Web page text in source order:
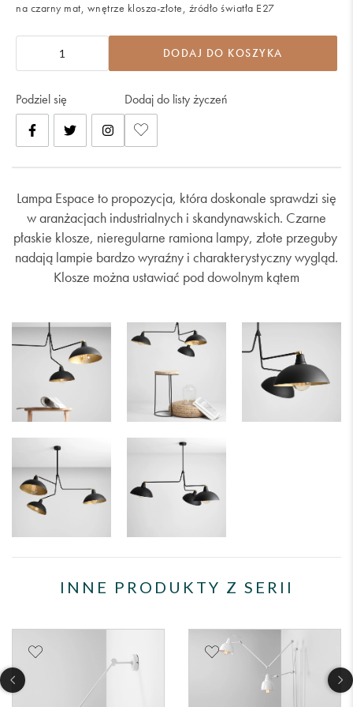
na czarny mat, wnętrze klosza-złote, źródło światła E27
DODAJ DO KOSZYKA
Podziel się Dodaj do listy życzeń
Lampa Espace to propozycja, która doskonale sprawdzi się
w aranżacjach industrialnych i skandynawskich. Czarne
płaskie klosze, nieregularne ramiona lampy, złote przeguby
nadają lampie bardzo wyraźny i charakterystyczny wygląd.
Klosze można ustawiać pod dowolnym kątem
INNE PRODUKTY Z SERII